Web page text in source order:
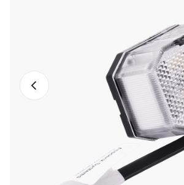
Photo précédente